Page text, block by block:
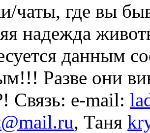
чаты, где вы
надежда
данным
Разве они
Связь: e-mail:
, Таня